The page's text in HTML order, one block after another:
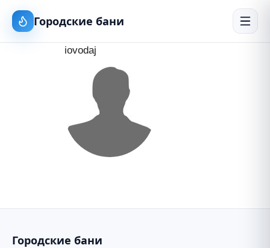
Городские бани
iovodaj
Городские бани